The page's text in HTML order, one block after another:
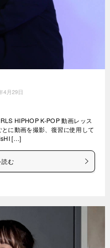
4月29日
HIPHOP K-POP 動画レッス
に動画を撮影、復習に使用して
[…]
読む